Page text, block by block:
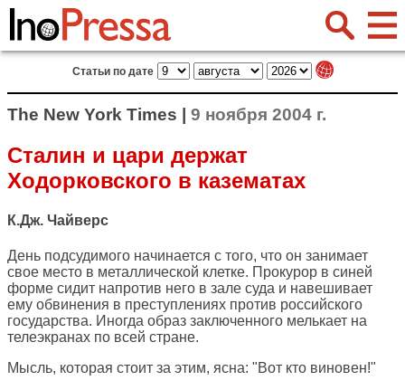
Статьи по дате
The New York Times | 9 ноября 2004 г.
Сталин и цари держат
Ходорковского в казематах
К.Дж. Чайверс
День подсудимого начинается с того, что он занимает
свое место в металлической клетке. Прокурор в синей
форме сидит напротив него в зале суда и навешивает
ему обвинения в преступлениях против российского
государства. Иногда образ заключенного мелькает на
телеэкранах по всей стране.
Мысль, которая стоит за этим, ясна: "Вот кто виновен!"